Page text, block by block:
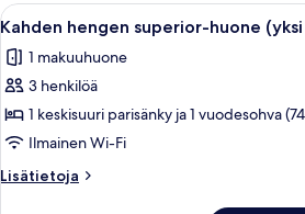
Avaa
kaikki
huonetyypin
Kahden
hengen
superior-
huone
(yksi
7
Kahden hengen superior-huone
1 makuuhuone
3 henkilöä
1 keskisuuri parisänky ja 1 vuodesohva
Ilmainen Wi-Fi
Lisätietoja
Lisätietoja